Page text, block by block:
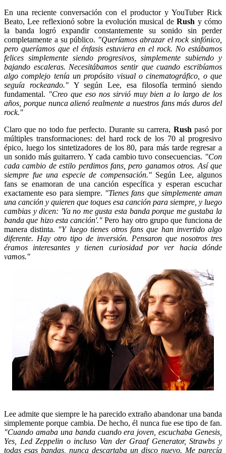
En una reciente conversación con el productor y YouTuber Rick
Beato, Lee reflexionó sobre la evolución musical deRush y cómo
la banda logró expandir constantemente su sonido sin perder
completamente a su público. "Queríamos abrazar el rock sinfónico,
pero queríamos que el énfasis estuviera en el rock. No estábamos
felices simplemente siendo progresivos, simplemente subiendo y
bajando escaleras. Necesitábamos sentir que cuando escribíamos
algo complejo tenía un propósito visual o cinematográfico, o que
seguía rockeando." Y según Lee, esa filosofía terminó siendo
fundamental. "Creo que eso nos sirvió muy bien a lo largo de los
años, porque nunca alienó realmente a nuestros fans más duros del
rock."
Claro que no todo fue perfecto. Durante su carrera, Rush pasó por
múltiples transformaciones: del hard rock de los 70 al progresivo
épico, luego los sintetizadores de los 80, para más tarde regresar a
un sonido más guitarrero. Y cada cambio tuvo consecuencias. "Con
cada cambio de estilo perdimos fans, pero ganamos otros. Así que
siempre fue una especie de compensación." Según Lee, algunos
fans se enamoran de una canción específica y esperan escuchar
exactamente eso para siempre. "Tienes fans que simplemente aman
una canción y quieren que toques esa canción para siempre, y luego
cambias y dicen: 'Ya no me gusta esta banda porque me gustaba la
banda que hizo esta canción'."Pero hay otro grupo que funciona de
manera distinta. "Y luego tienes otros fans que han invertido algo
diferente. Hay otro tipo de inversión. Pensaron que nosotros tres
éramos interesantes y tienen curiosidad por ver hacia dónde
vamos."
Lee admite que siempre le ha parecido extraño abandonar una banda
simplemente porque cambia. De hecho, él nunca fue ese tipo de fan.
"Cuando amaba una banda cuando era joven, escuchaba Genesis,
Yes, Led Zeppelin o incluso Van der Graaf Generator, Strawbs y
todas esas bandas, nunca descartaba un disco nuevo. Me parecía